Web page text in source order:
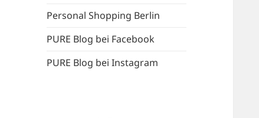
Personal Shopping Berlin
PURE Blog bei Facebook
PURE Blog bei Instagram